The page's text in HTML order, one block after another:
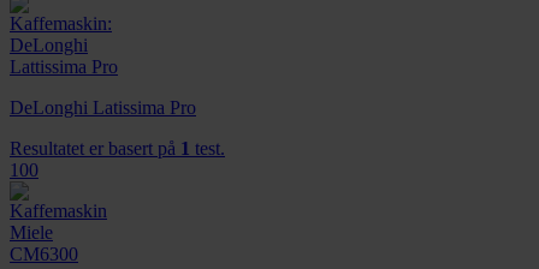
DeLonghi Latissima Pro
Resultatet er basert på 1 test.
100